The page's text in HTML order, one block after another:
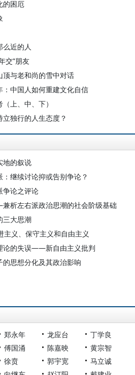
的困厄
么近的人
交”朋友
与老和尚的雪中对话
中国人如何重建文化自信
上、中、下）
独行的人生态度？
地的叙说
继续讨论抑或告别争论？
争论之评论
析左右派政治思潮的社会阶级基础
三大思潮
义、保守主义和自由主义
论的失误——新自由主义批判
思想分化及其政治影响
郑永年 龙应台
丁学良
傅国涌 陈嘉映
黄宗智
徐贲 郭宇宽
马立诚